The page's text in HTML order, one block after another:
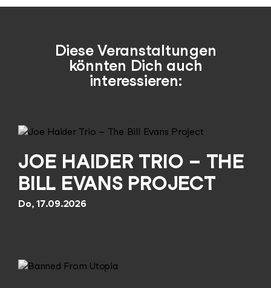
Diese Veranstaltungen
könnten Dich auch
interessieren:
JOE HAIDER TRIO – THE
BILL EVANS PROJECT
Do, 17.09.2026